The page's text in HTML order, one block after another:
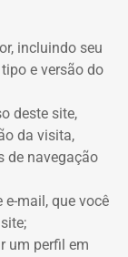
incluindo seu
e versão do
deste site,
da visita,
de navegação
e-mail, que você
um perfil em